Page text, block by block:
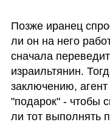
Позже иранец
ли он на него
сначала
израильтянин.
заключению,
"подарок" - чтобы
ли тот выполнять